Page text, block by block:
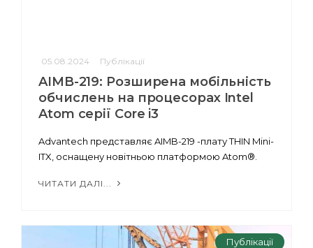
05.08.2024 Публікації
AIMB-219: Розширена мобільність
обчислень на процесорах Intel
Atom серії Core i3
Advantech представляє AIMB-219 -плату THIN Mini-
ITX, оснащену новітньою платформою Atom®.
ЧИТАТИ ДАЛІ...
Публікації